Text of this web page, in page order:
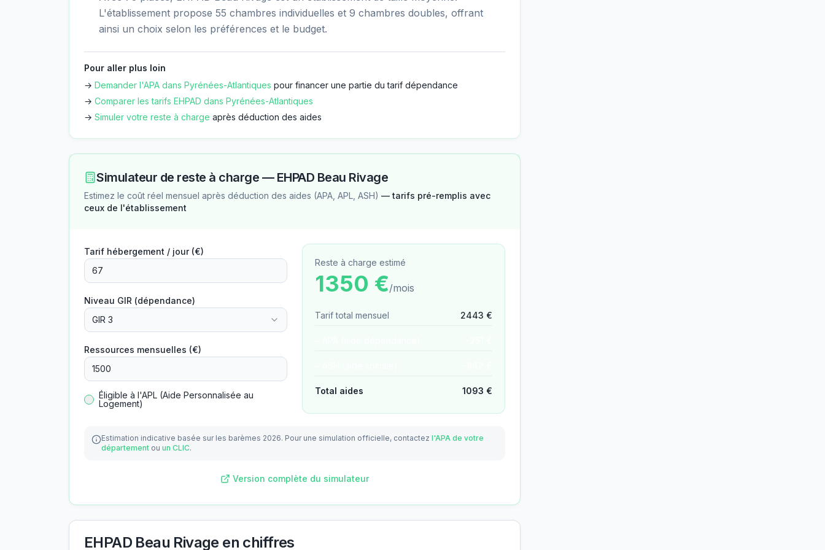
L'établissement propose 55 chambres individuelles et 9 chambres doubles, offrant
ainsi un choix selon les préférences et le budget.
Pour aller plus loin
→ Demander l'APA dans Pyrénées-Atlantiques pour financer une partie du tarif dépendance
→ Comparer les tarifs EHPAD dans Pyrénées-Atlantiques
→ Simuler votre reste à charge après déduction des aides
Simulateur de reste à charge — EHPAD Beau Rivage
Estimez le coût réel mensuel après déduction des aides (APA, APL, ASH) — tarifs pré-remplis avec
ceux de l'établissement
Tarif hébergement / jour (€)
Niveau GIR (dépendance)
GIR 3
Ressources mensuelles (€)
Éligible à l'APL (Aide Personnalisée au
Logement)
Reste à charge estimé
1350 €/mois
Tarif total mensuel 2443 €
Total aides 1093 €
Estimation indicative basée sur les barèmes 2026. Pour une simulation officielle, contactez l'APA de votre
département ou un CLIC.
Version complète du simulateur
EHPAD Beau Rivage en chiffres